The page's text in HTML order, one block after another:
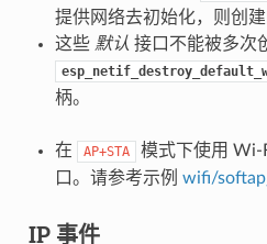
提供网络去初始化，则创
这些 默认 接口不能被多次
柄。
在 AP+STA
模式下使用 Wi-
口。请参考示例 wifi/
IP 事件